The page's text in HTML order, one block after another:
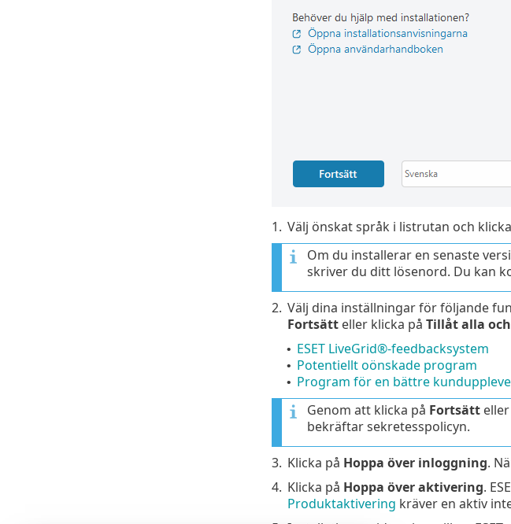
1. Välj önskat språk i listrutan och
Om du installerar en senaste
skriver du ditt lösenord. Du kan
2. Välj dina inställningar för följande
Fortsätteller klicka på Tillåt alla
• ESET LiveGrid®-feedbacksystem
• Potentiellt oönskade program
• Program för en bättre
Genom att klicka på Fortsätteller
bekräftar sekretesspolicyn.
3. Klicka på Hoppa över inloggning.
4. Klicka på Hoppa över aktivering.
Produktaktivering kräver en aktiv